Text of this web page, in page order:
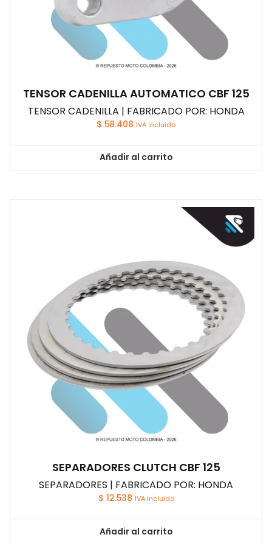
TENSOR CADENILLA AUTOMATICO CBF 125
TENSOR CADENILLA | FABRICADO POR: HONDA
$ 58.408 IVA incluido
Añadir al carrito
SEPARADORES CLUTCH CBF 125
SEPARADORES | FABRICADO POR: HONDA
$ 12.538 IVA incluido
Añadir al carrito